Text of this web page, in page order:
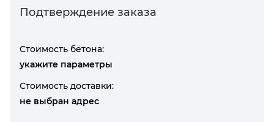
Подтверждение заказа
Стоимость бетона:
укажите параметры
Стоимость доставки:
не выбран адрес